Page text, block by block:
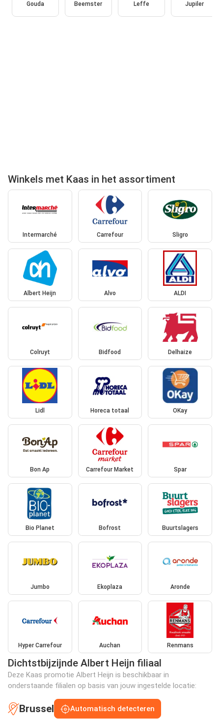
Gouda Beemster Leffe Jupiler
Winkels met Kaas in het assortiment
Intermarché Carrefour Sligro
Albert Heijn Alvo ALDI
Colruyt Bidfood Delhaize
Lidl Horeca totaal OKay
Bon Ap Carrefour Market Spar
Bio Planet Bofrost Buurtslagers
Jumbo Ekoplaza Aronde
Hyper Carrefour Auchan Renmans
Dichtstbijzijnde Albert Heijn filiaal
Deze Kaas promotie Albert Heijn is beschikbaar in
onderstaande filialen op basis van jouw ingestelde locatie:
Brussel Automatisch detecteren